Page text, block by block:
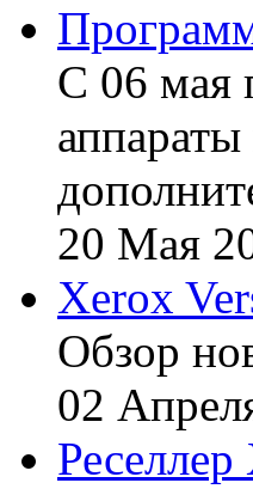
С 06 мая
20 Мая
Xerox
Обзор
02